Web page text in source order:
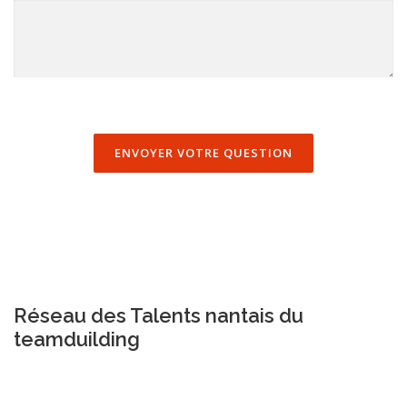
Réseau des Talents nantais du
teamduilding